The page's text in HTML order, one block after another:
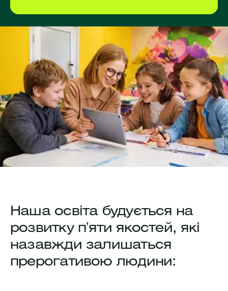
Наша освіта будується на
розвитку пʼяти якостей, які
назавжди залишаться
прерогативою людини: